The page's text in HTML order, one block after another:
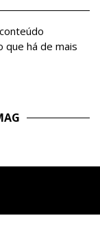
que há de mais